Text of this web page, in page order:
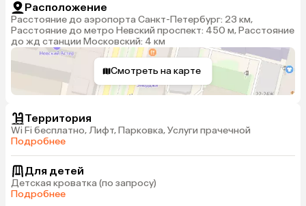
Расположение
Расстояние до аэропорта Санкт-Петербург: 23 км,
Расстояние до метро Невский проспект: 450 м, Расстояние
до жд станции Московский: 4 км
Смотреть на карте
Территория
Wi Fi бесплатно, Лифт, Парковка, Услуги прачечной
Подробнее
Для детей
Детская кроватка (по запросу)
Подробнее